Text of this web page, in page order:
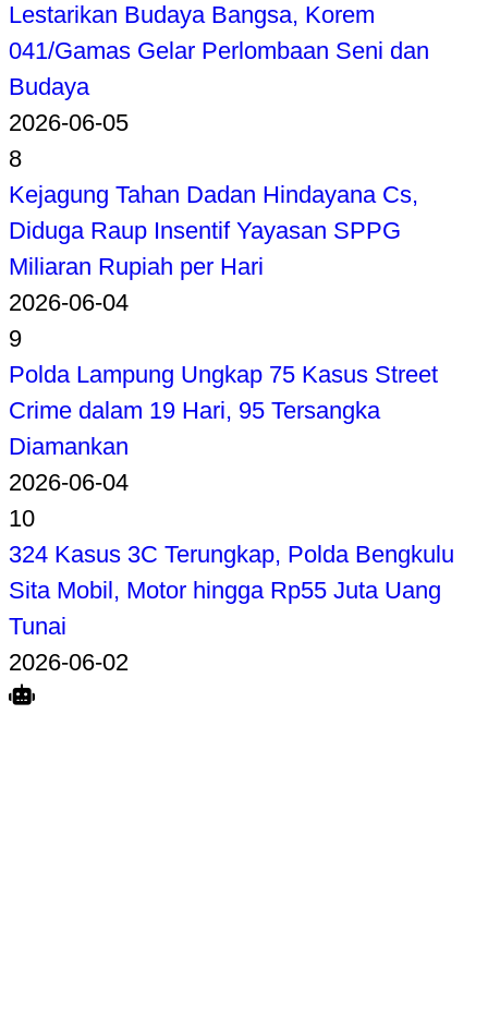
Lestarikan Budaya Bangsa, Korem
041/Gamas Gelar Perlombaan Seni dan
Budaya
2026-06-05
8
Kejagung Tahan Dadan Hindayana Cs,
Diduga Raup Insentif Yayasan SPPG
Miliaran Rupiah per Hari
2026-06-04
9
Polda Lampung Ungkap 75 Kasus Street
Crime dalam 19 Hari, 95 Tersangka
Diamankan
2026-06-04
10
324 Kasus 3C Terungkap, Polda Bengkulu
Sita Mobil, Motor hingga Rp55 Juta Uang
Tunai
2026-06-02